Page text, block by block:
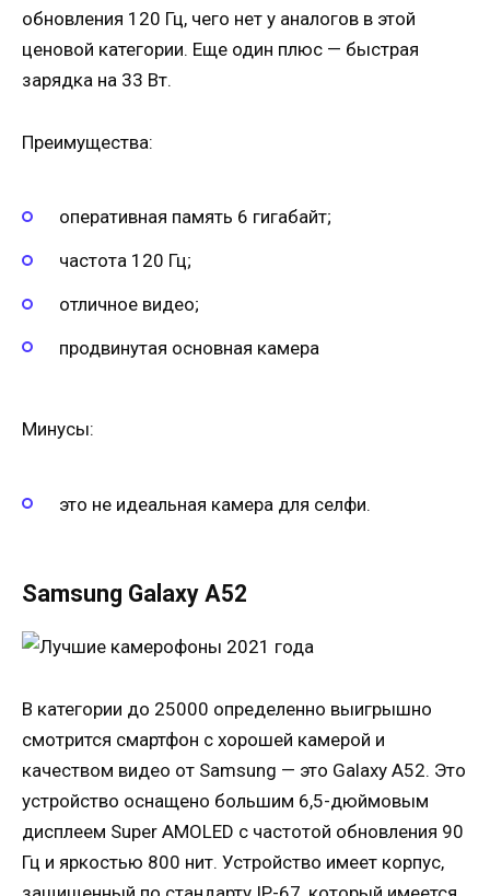
обновления 120 Гц, чего нет у аналогов в этой
ценовой категории. Еще один плюс — быстрая
зарядка на 33 Вт.
Преимущества:
оперативная память 6 гигабайт;
частота 120 Гц;
отличное видео;
продвинутая основная камера
Минусы:
это не идеальная камера для селфи.
Samsung Galaxy A52
В категории до 25000 определенно выигрышно
смотрится смартфон с хорошей камерой и
качеством видео от Samsung — это Galaxy A52. Это
устройство оснащено большим 6,5-дюймовым
дисплеем Super AMOLED с частотой обновления 90
Гц и яркостью 800 нит. Устройство имеет корпус,